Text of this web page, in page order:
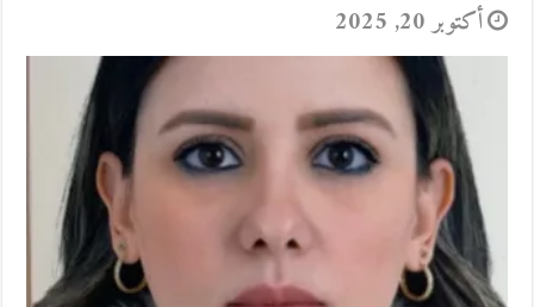
أكتوبر 20, 2025